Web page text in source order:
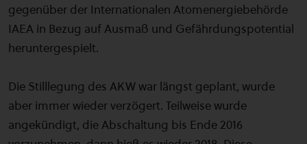
gegenüber der Internationalen Atomenergiebehörde
IAEA in Bezug auf Ausmaß und Gefährdungspotential
heruntergespielt.
Die Stilllegung des AKW war längst geplant, wurde
aber immer wieder verzögert. Teilweise wurde
angekündigt, die Abschaltung bis Ende 2016